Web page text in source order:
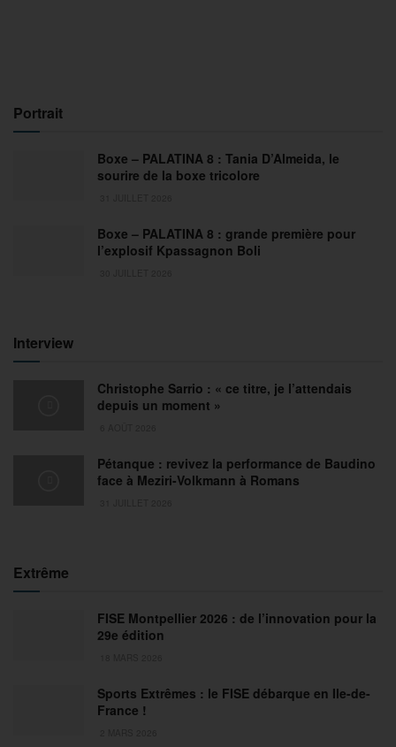
Portrait
Boxe – PALATINA 8 : Tania D’Almeida, le
sourire de la boxe tricolore
Boxe – PALATINA 8 : grande première pour
l’explosif Kpassagnon Boli
Interview
Christophe Sarrio : « ce titre, je l’attendais
depuis un moment »
Pétanque : revivez la performance de Baudino
face à Meziri-Volkmann à Romans
Extrême
FISE Montpellier 2026 : de l’innovation pour la
29e édition
Sports Extrêmes : le FISE débarque en Ile-de-
France !